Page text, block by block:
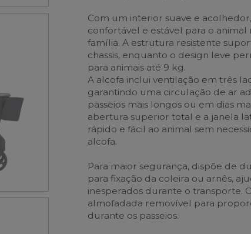
Com um interior suave e
confortável e estável para o
família. A estrutura resistente
chassis, enquanto o design leve
para animais até 9 kg.
A alcofa inclui ventilação em três
garantindo uma circulação de ar
passeios mais longos ou em dias
abertura superior total e a janela
rápido e fácil ao animal sem
alcofa.
Para maior segurança, dispõe de
para fixação da coleira ou arnês,
inesperados durante o transporte.
almofadada removível para
durante os passeios.